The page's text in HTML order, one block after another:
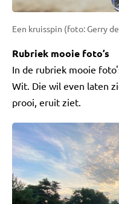
Een kruisspin (foto: Gerry
Rubriek mooie foto’s
In de rubriek mooie
Wit. Die wil even laten
prooi, eruit ziet.